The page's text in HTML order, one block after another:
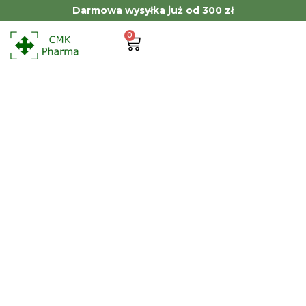
Darmowa wysyłka już od 300 zł
0